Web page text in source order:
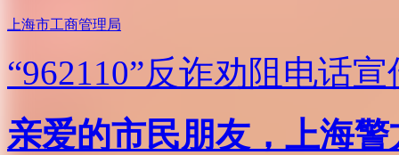
上海市工商管理局
“962110”反诈劝阻电话宣
亲爱的市民朋友，上海